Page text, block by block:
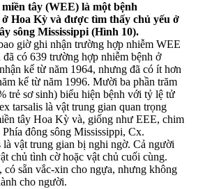
tây (WEE) là một bệnh
Hoa Kỳ và được tìm thấy chủ yếu ở
sông Mississippi (Hình 10).
giờ ghi nhận trường hợp nhiễm WEE
có 639 trường hợp nhiễm bệnh ở
kể từ năm 1964, nhưng đã có ít hơn
kể từ năm 1996. Mười ba phần trăm
trẻ sơ sinh) biểu hiện bệnh với tỷ lệ tử
tarsalis là vật trung gian quan trọng
tây Hoa Kỳ và, giống như EEE, chim
đông sông Mississippi, Cx.
là vật trung gian bị nghi ngờ. Cả người
chủ tình cờ hoặc vật chủ cuối cùng.
sẵn vắc-xin cho ngựa, nhưng không
cho người.